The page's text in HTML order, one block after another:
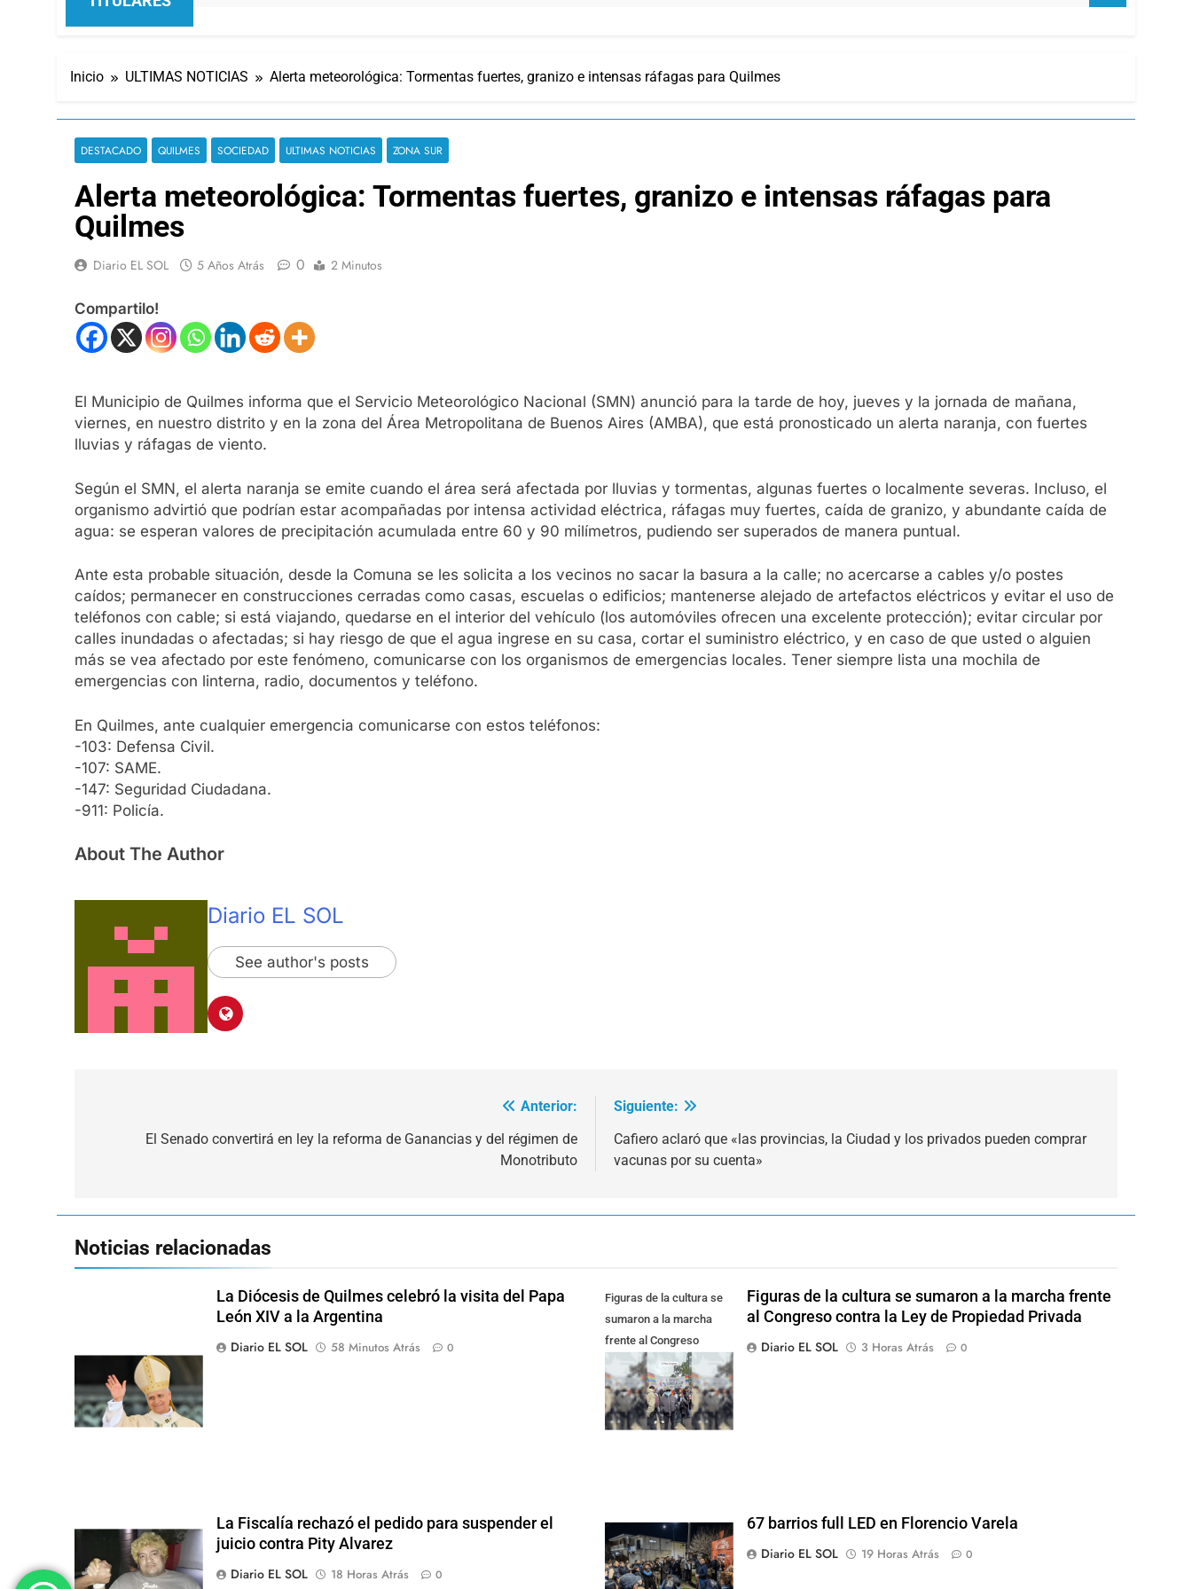
Inicio ULTIMAS NOTICIAS Alerta meteorológica: Tormentas fuertes, granizo e intensas ráfagas para Quilmes
DESTACADO QUILMES SOCIEDAD ULTIMAS NOTICIAS ZONA SUR
Alerta meteorológica: Tormentas fuertes, granizo e intensas ráfagas para
Quilmes
Diario EL SOL 5 Años Atrás 0 2 Minutos
Compartilo!
El Municipio de Quilmes informa que el Servicio Meteorológico Nacional (SMN) anunció para la tarde de hoy, jueves y la jornada de mañana,
viernes, en nuestro distrito y en la zona del Área Metropolitana de Buenos Aires (AMBA), que está pronosticado un alerta naranja, con fuertes
lluvias y ráfagas de viento.
Según el SMN, el alerta naranja se emite cuando el área será afectada por lluvias y tormentas, algunas fuertes o localmente severas. Incluso, el
organismo advirtió que podrían estar acompañadas por intensa actividad eléctrica, ráfagas muy fuertes, caída de granizo, y abundante caída de
agua: se esperan valores de precipitación acumulada entre 60 y 90 milímetros, pudiendo ser superados de manera puntual.
Ante esta probable situación, desde la Comuna se les solicita a los vecinos no sacar la basura a la calle; no acercarse a cables y/o postes
caídos; permanecer en construcciones cerradas como casas, escuelas o edificios; mantenerse alejado de artefactos eléctricos y evitar el uso de
teléfonos con cable; si está viajando, quedarse en el interior del vehículo (los automóviles ofrecen una excelente protección); evitar circular por
calles inundadas o afectadas; si hay riesgo de que el agua ingrese en su casa, cortar el suministro eléctrico, y en caso de que usted o alguien
más se vea afectado por este fenómeno, comunicarse con los organismos de emergencias locales. Tener siempre lista una mochila de
emergencias con linterna, radio, documentos y teléfono.
En Quilmes, ante cualquier emergencia comunicarse con estos teléfonos:
-103: Defensa Civil.
-107: SAME.
-147: Seguridad Ciudadana.
-911: Policía.
About The Author
Diario EL SOL
See author's posts
Anterior:
El Senado convertirá en ley la reforma de Ganancias y del régimen de
Monotributo
Siguiente:
Cafiero aclaró que «las provincias, la Ciudad y los privados pueden comprar
vacunas por su cuenta»
Noticias relacionadas
La Diócesis de Quilmes celebró la visita del Papa
León XIV a la Argentina
Diario EL SOL
58 Minutos Atrás 0
Figuras de la cultura se
sumaron a la marcha
frente al Congreso
contra la Ley de
Propiedad Privada
Figuras de la cultura se sumaron a la marcha frente
al Congreso contra la Ley de Propiedad Privada
Diario EL SOL
3 Horas Atrás 0
La Fiscalía rechazó el pedido para suspender el
juicio contra Pity Alvarez
Diario EL SOL
18 Horas Atrás 0
67 barrios full LED en Florencio Varela
Diario EL SOL
19 Horas Atrás 0